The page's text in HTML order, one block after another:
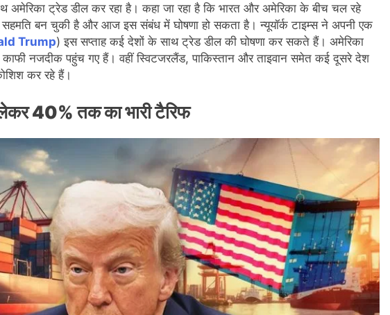
अमेरिका ट्रेड डील कर रहा है। कहा जा रहा है कि भारत और अमेरिका के बीच चल रहे
बन चुकी है और आज इस संबंध में घोषणा हो सकता है। न्यूयॉर्क टाइम्स ने अपनी एक
Trump) इस सप्ताह कई देशों के साथ ट्रेड डील की घोषणा कर सकते हैं। अमेरिका
नजदीक पहुंच गए हैं। वहीं स्विटजरलैंड, पाकिस्तान और ताइवान समेत कई दूसरे देश
कर रहे हैं।
40% तक का भारी टैरिफ